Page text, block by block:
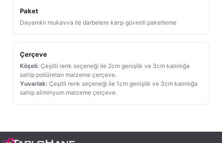
Paket
Dayanıklı mukavva ile darbelere karşı güvenli paketleme
Çerçeve
Köşeli: Çeşitli renk seçeneği ile 2cm genişlik ve 3cm kalınlığa
sahip poliüretan malzeme çerçeve.
Yuvarlak: Çeşitli renk seçeneği ile 1cm genişlik ve 3cm kalınlığa
sahip aliminyum malzeme çerçeve.